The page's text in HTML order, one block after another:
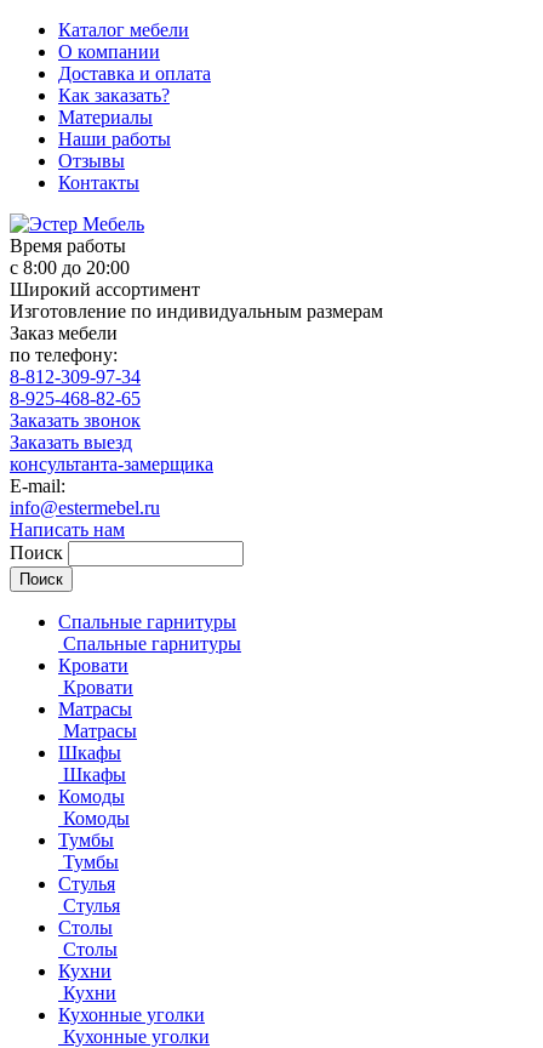
Каталог мебели
О компании
Доставка и оплата
Как заказать?
Материалы
Наши работы
Отзывы
Контакты
Время работы
с 8:00 до 20:00
Широкий ассортимент
Изготовление по индивидуальным размерам
Заказ мебели
по телефону:
8-812-309-97-34
8-925-468-82-65
Заказать звонок
Заказать выезд
консультанта-замерщика
E-mail:
info@estermebel.ru
Написать нам
Поиск
Спальные гарнитуры
Спальные гарнитуры
Кровати
Кровати
Матрасы
Матрасы
Шкафы
Шкафы
Комоды
Комоды
Тумбы
Тумбы
Стулья
Стулья
Столы
Столы
Кухни
Кухни
Кухонные уголки
Кухонные уголки